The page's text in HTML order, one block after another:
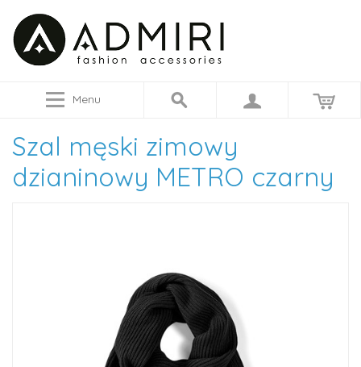
Menu
Szal męski zimowy
dzianinowy METRO czarny